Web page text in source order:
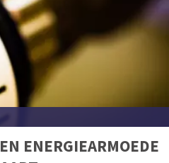
ENERGIEARMOEDE